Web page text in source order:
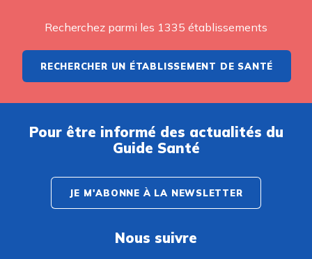
Recherchez parmi les 1335 établissements
RECHERCHER UN ÉTABLISSEMENT DE SANTÉ
Pour être informé des actualités du
Guide Santé
JE M'ABONNE À LA NEWSLETTER
Nous suivre